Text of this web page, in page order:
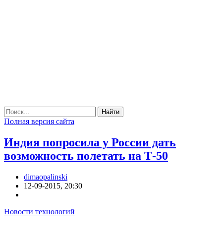
Найти
Полная версия сайта
Индия попросила у России дать
возможность полетать на Т-50
dimaopalinski
12-09-2015, 20:30
Новости технологий